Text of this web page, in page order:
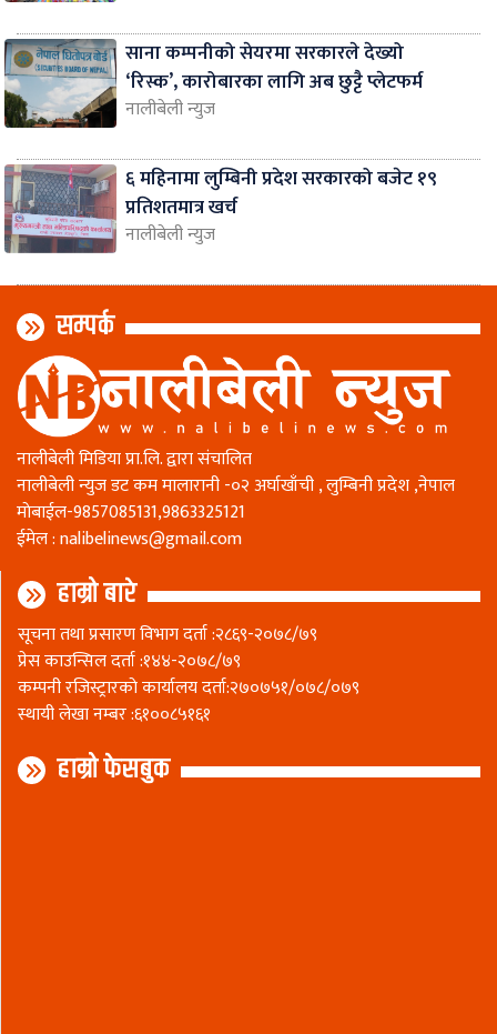
साना कम्पनीको सेयरमा सरकारले देख्यो
‘रिस्क’, कारोबारका लागि अब छुट्टै प्लेटफर्म
नालीबेली न्युज
६ महिनामा लुम्बिनी प्रदेश सरकारको बजेट १९
प्रतिशतमात्र खर्च
नालीबेली न्युज
सम्पर्क
नालीबेली मिडिया प्रा.लि. द्वारा संचालित
नालीबेली न्युज डट कम मालारानी -०२ अर्घाखाँची , लुम्बिनी प्रदेश ,नेपाल
माेबाईल-9857085131,9863325121
ईमेल :nalibelinews@gmail.com
हाम्रो बारे
सूचना तथा प्रसारण विभाग दर्ता :२८६९-२०७८/७९
प्रेस काउन्सिल दर्ता :१४४-२०७८/७९
कम्पनी रजिस्ट्रारकाे कार्यालय दर्ता:२७०७५१/०७८/०७९
स्थायी लेखा नम्बर :६१००८५१६१
हाम्रो फेसबुक